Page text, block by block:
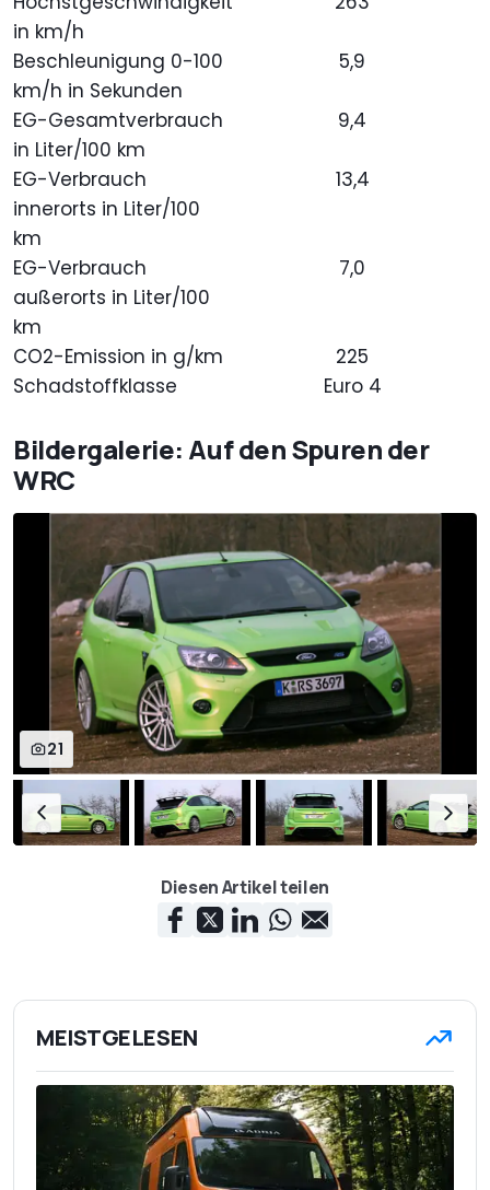
in km/h
Beschleunigung 0-100
km/h in Sekunden
5,9
EG-Gesamtverbrauch
in Liter/100 km
9,4
EG-Verbrauch
innerorts in Liter/100
km
13,4
EG-Verbrauch
außerorts in Liter/100
km
7,0
CO2-Emission in g/km
225
Schadstoffklasse
Euro 4
Bildergalerie: Auf den Spuren der
WRC
21
Diesen Artikel teilen
MEISTGELESEN